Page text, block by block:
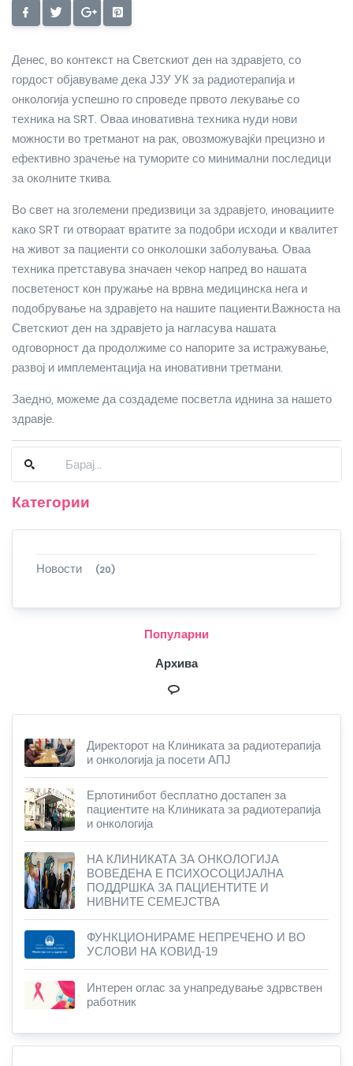
Денес, во контекст на Светскиот ден на здравјето, со
гордост објавуваме дека ЈЗУ УК за радиотерапија и
онкологија успешно го спроведе првото лекување со
техника на SRT. Оваа иновативна техника нуди нови
можности во третманот на рак, овозможувајќи прецизно и
ефективно зрачење на туморите со минимални последици
за околните ткива.
Во свет на зголемени предизвици за здравјето, иновациите
како SRT ги отвораат вратите за подобри исходи и квалитет
на живот за пациенти со онколошки заболувања. Оваа
техника претставува значаен чекор напред во нашата
посветеност кон пружање на врвна медицинска нега и
подобрување на здравјето на нашите пациенти.Важноста на
Светскиот ден на здравјето ја нагласува нашата
одговорност да продолжиме со напорите за истражување,
развој и имплементација на иновативни третмани.
Заедно, можеме да создадеме посветла иднина за нашето
здравје.
Категории
Новости (20)
Популарни
Архива
Директорот на Клиниката за радиотерапија
и онкологија ја посети АПЈ
Ерлотинибот бесплатно достапен за
пациентите на Клиниката за радиотерапија
и онкологија
НА КЛИНИКАТА ЗА ОНКОЛОГИЈА
ВОВЕДЕНА Е ПСИХОСОЦИЈАЛНА
ПОДДРШКА ЗА ПАЦИЕНТИТЕ И
НИВНИТЕ СЕМЕЈСТВА
ФУНКЦИОНИРАМЕ НЕПРЕЧЕНО И ВО
УСЛОВИ НА КОВИД-19
Интерен оглас за унапредување здрвствен
работник